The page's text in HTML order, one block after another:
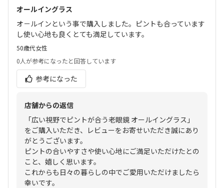
オールイングラス
オ－ルインという事で購入しました。ピントも合っています
し使い心地も良くとても満足しています。
50歳代女性
0人が参考になったと回答しています
参考になった
店舗からの返信
「広い視野でピントが合う老眼鏡 オールイングラス」
をご購入いただき、レビューをお寄せいただき誠にあり
がとうございます。
ピントの合いやすさや使い心地にご満足いただけたとの
こと、嬉しく思います。
これからも日々の暮らしの中でご愛用いただけましたら
幸いです。